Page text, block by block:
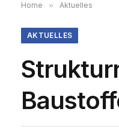
Home » Aktuelles
AKTUELLES